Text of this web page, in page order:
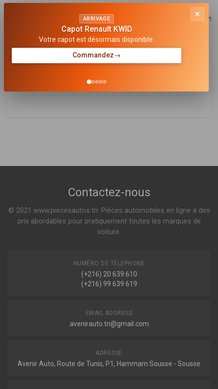
Références
OEM
02.30.116
Amortisseur LTM
Contactez-nous
© 2021 www.piecesautos.tn: Pièces automobiles en ligne à des
prix abordables pour pratiquement toutes les marques de
voiture.
NUMÉRO DE TÉLÉPHONE
(+216) 20 639 610
(+216) 99 639 619
EMAIL ADDRESS
avenirauto.tn@gmail.com
ADRESSE
Avenir Auto, Route de Tunis, P1, Hammam Sousse - Sousse
×
ARRIVAGE
Capot Renault KWID
Votre capot est désormais disponible.
Commandez→